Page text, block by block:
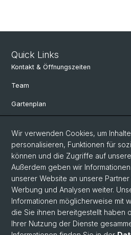
Quick Links
Kontakt & Öffnungszeiten
Team
Gartenplan
Herbarien Basel
Links
Spenden
Social Media
Instagram
Wir verwenden Cookies, um
personalisieren, Funktionen für
können und die Zugriffe auf
Außerdem geben wir
unserer Website an unsere
Werbung und Analysen weiter.
Informationen möglicherweise mit
die Sie ihnen bereitgestellt haben
Ihrer Nutzung der Dienste